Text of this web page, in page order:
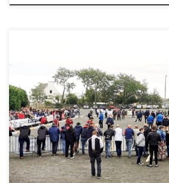
Un clique droit sur la photo avec
onglet vous pouvez enregistrer
ordinateur